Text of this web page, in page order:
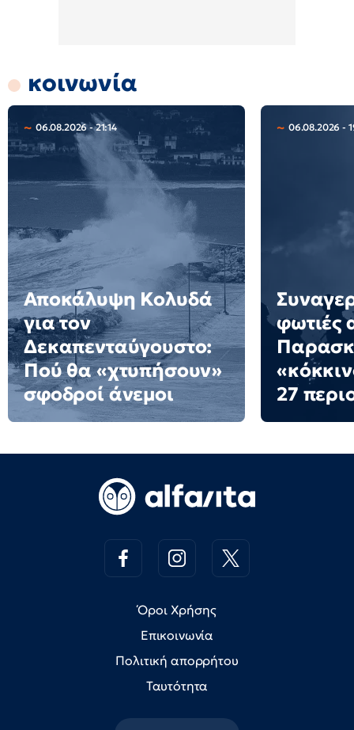
κοινωνία
06.08.2026 - 21:14
Αποκάλυψη Κολυδά
για τον
Δεκαπενταύγουστο:
Πού θα «χτυπήσουν»
σφοδροί άνεμοι
06.08.2026 -
φωτιές
27
Όροι Χρήσης
Επικοινωνία
Πολιτική απορρήτου
Ταυτότητα